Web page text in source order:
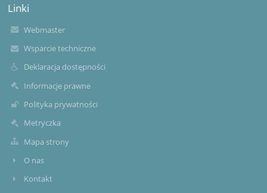
Linki
Webmaster
Wsparcie techniczne
Deklaracja dostępności
Informacje prawne
Polityka prywatności
Metryczka
Mapa strony
O nas
Kontakt